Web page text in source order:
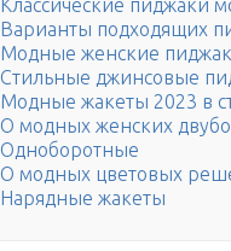
Классические пиджаки
Варианты подходящих
Модные женские
Стильные джинсовые
Модные жакеты 2023 в
О модных женских
Одноборотные
О модных цветовых
Нарядные жакеты